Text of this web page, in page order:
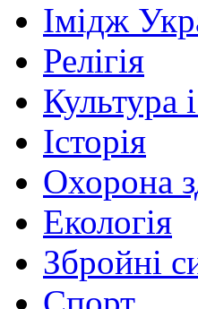
Імідж
Релігія
Культура
Історія
Охорона
Екологія
Збройні